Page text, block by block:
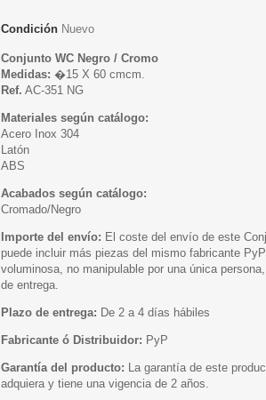
Condición Nuevo
Conjunto WC Negro / Cromo
Medidas: �15 X 60 cmcm.
Ref. AC-351 NG
Materiales según catálogo:
Acero Inox 304
Latón
ABS
Acabados según catálogo:
Cromado/Negro
Importe del envío: El coste del envío de este
puede incluir más piezas del mismo fabricante
voluminosa, no manipulable por una única
de entrega.
Plazo de entrega: De 2 a 4 días hábiles
Fabricante ó Distribuidor: PyP
Garantía del producto: La garantía de este
adquiera y tiene una vigencia de 2 años.